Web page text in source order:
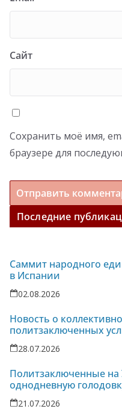
Сайт
Сохранить моё имя,
браузере для
Последние
Саммит народного
в Испании
02.08.2026
Новость о
политзаключенных
28.07.2026
Политзаключенные на
однодневную
колонии-86
21.07.2026